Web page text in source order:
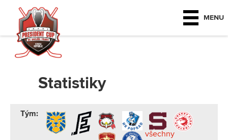
MENU
Statistiky
Tým:
všechny